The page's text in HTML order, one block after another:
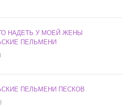
НАДЕТЬ У МОЕЙ ЖЕНЫ
ПЕЛЬМЕНИ
ПЕЛЬМЕНИ ПЕСКОВ